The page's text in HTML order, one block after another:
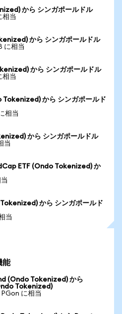
から シンガポールドル
相当
から シンガポールドル
に相当
から シンガポールドル
相当
から シンガポールド
相当
から シンガポールドル
当
ETF (Ondo Tokenized) か
から シンガポールド
当
能
(Ondo Tokenized) から
Tokenized)
に相当